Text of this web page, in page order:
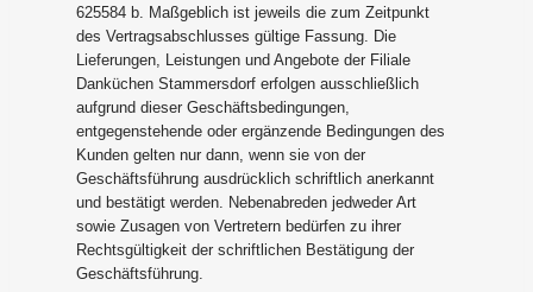
625584 b. Maßgeblich ist jeweils die zum Zeitpunkt
des Vertragsabschlusses gültige Fassung. Die
Lieferungen, Leistungen und Angebote der Filiale
Danküchen Stammersdorf erfolgen ausschließlich
aufgrund dieser Geschäftsbedingungen,
entgegenstehende oder ergänzende Bedingungen des
Kunden gelten nur dann, wenn sie von der
Geschäftsführung ausdrücklich schriftlich anerkannt
und bestätigt werden. Nebenabreden jedweder Art
sowie Zusagen von Vertretern bedürfen zu ihrer
Rechtsgültigkeit der schriftlichen Bestätigung der
Geschäftsführung.